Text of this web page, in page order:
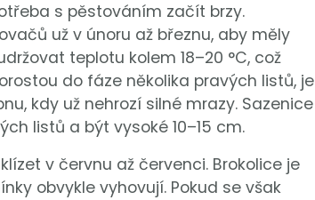
s pěstováním začít brzy.
už v únoru až březnu, aby měly
teplotu kolem 18–20 °C, což
do fáze několika pravých listů, je
kdy už nehrozí silné mrazy. Sazenice
listů a být vysoké 10–15 cm.
v červnu až červenci. Brokolice je
obvykle vyhovují. Pokud se však